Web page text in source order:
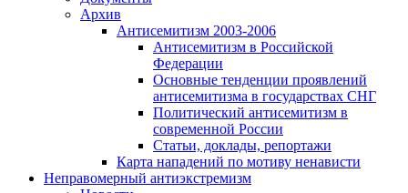
Архив
Антисемитизм 2003-2006
Антисемитизм в Российской
Федерации
Основные тенденции проявлений
антисемитизма в государствах СНГ
Политический антисемитизм в
современной России
Статьи, доклады, репортажи
Карта нападений по мотиву ненависти
Неправомерный антиэкстремизм